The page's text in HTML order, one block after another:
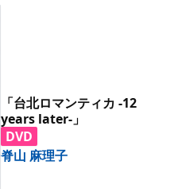
「台北ロマンティカ -12
years later-」
DVD
脊山 麻理子